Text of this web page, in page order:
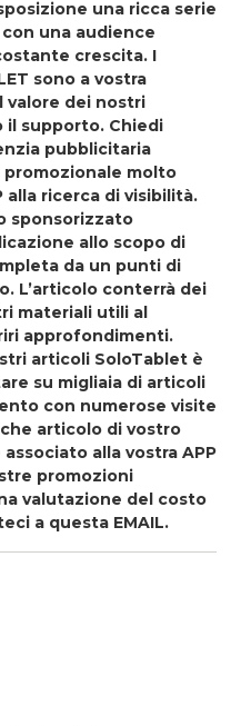
una ricca serie
una audience
crescita. I
sono a vostra
valore dei nostri
supporto. Chiedi
pubblicitaria
promozionale molto
alla ricerca di visibilità.
sponsorizzato
allo scopo di
da un punti di
L’articolo conterrà dei
materiali utili al
approfondimenti.
articoli SoloTablet è
su migliaia di articoli
con numerose visite
articolo di vostro
alla vostra APP
promozioni
valutazione del costo
a questa EMAIL.